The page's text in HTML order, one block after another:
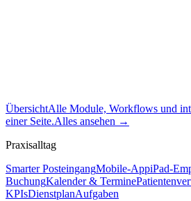
ÜbersichtAlle Module, Workflows und
einer Seite.Alles ansehen →
Praxisalltag
Smarter PosteingangMobile-AppiPad-
BuchungKalender & Termine
KPIsDienstplanAufgaben